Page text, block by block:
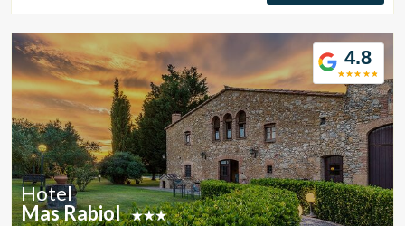
4.8
Hotel
Mas Rabiol